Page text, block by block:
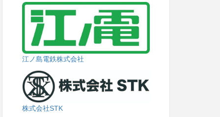
江ノ島電鉄株式会社
株式会社STK